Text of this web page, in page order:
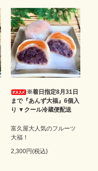
※着日指定8月31日
まで『あんず大福』6個入
り ▼クール冷蔵便配送
富久屋大人気のフルーツ
大福！
2,300円(税込)